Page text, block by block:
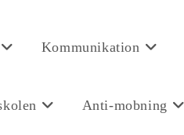
Kommunikation
Anti-mobning